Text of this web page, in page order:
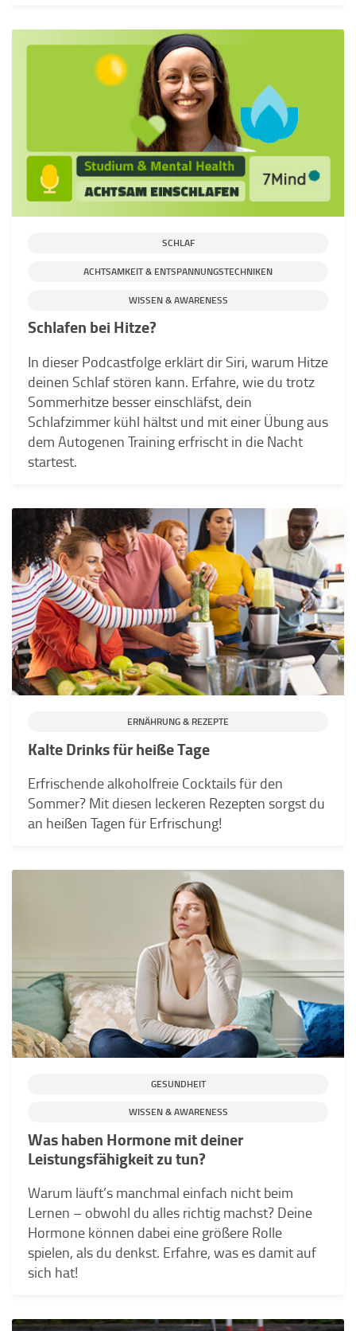
SCHLAF
ACHTSAMKEIT & ENTSPANNUNGSTECHNIKEN
WISSEN & AWARENESS
Schlafen bei Hitze?
In dieser Podcastfolge erklärt dir Siri, warum Hitze
deinen Schlaf stören kann. Erfahre, wie du trotz
Sommerhitze besser einschläfst, dein
Schlafzimmer kühl hältst und mit einer Übung aus
dem Autogenen Training erfrischt in die Nacht
startest.
ERNÄHRUNG & REZEPTE
Kalte Drinks für heiße Tage
Erfrischende alkoholfreie Cocktails für den
Sommer? Mit diesen leckeren Rezepten sorgst du
an heißen Tagen für Erfrischung!
GESUNDHEIT
WISSEN & AWARENESS
Was haben Hormone mit deiner
Leistungsfähigkeit zu tun?
Warum läuft’s manchmal einfach nicht beim
Lernen – obwohl du alles richtig machst? Deine
Hormone können dabei eine größere Rolle
spielen, als du denkst. Erfahre, was es damit auf
sich hat!